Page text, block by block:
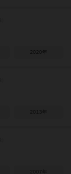
2020年
2013年
2007年